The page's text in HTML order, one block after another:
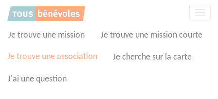
Je trouve une mission Je trouve une mission courte
Je trouve une association Je cherche sur la carte
J'ai une question
Panneau de gestion des cookies